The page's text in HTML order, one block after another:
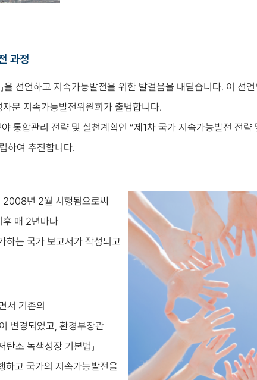
과정
을 선언하고 지속가능발전을 위한 발걸음을 내딛습니다. 이 선
문 지속가능발전위원회가 출범합니다.
통합관리 전략 및 실천계획인 “제1차 국가 지속가능발전 전
하여 추진합니다.
년 2월 시행됨으로써
후 매 2년마다
하는 국가 보고서가 작성되고
서 기존의
이 변경되었고, 환경부장관
소 녹색성장 기본법」
하고 국가의 지속가능발전을